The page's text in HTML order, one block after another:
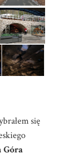
się
Góra